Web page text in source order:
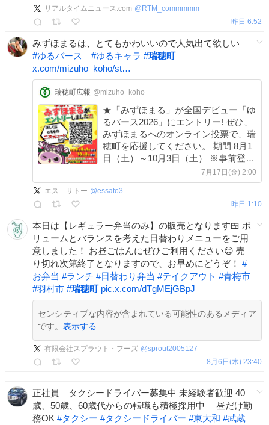
リアルタイムニュース.com @ RTM_commmmm
昨日 6:52
みずほまるは、とてもかわいいので人気出て欲しい
#ゆるバース #ゆるキャラ #瑞穂町
x.com/mizuho_koho/st…
瑞穂町広報 @mizuho_koho
★「みずほまる」が全国デビュー「ゆ
るバース2026」にエントリー! ぜひ、
みずほまるへのオンライン投票で、瑞
穂町を応援してください。 期間 8月1
日（土）～10月3日（土） ※事前登録
tokyomizuho.jp/?p=we-page-ent… 問
合せ 産業経済課 電話 042-557-
7月17日(金) 2:00
エス サトー @essato3
昨日 1:10
本日は【レギュラー弁当のみ】の販売となります🍱 ボ
リュームとバランスを考えた日替わりメニューをご用
意しました！ お昼ごはんにぜひご利用ください😊 売
り切れ次第終了となりますので、お早めにどうぞ！ #
お弁当 #ランチ #日替わり弁当 #テイクアウト #青梅市
#羽村市 #瑞穂町 pic.x.com/dTgMEjGBpJ
センシティブな内容が含まれている可能性のあるメディア
です。 表示する
有限会社スプラウト・フーズ @sprout2005127
8月6日(木) 23:40
正社員 タクシードライバー募集中 未経験者歓迎 40
歳、50歳、60歳代からの転職も積極採用中 昼だけ勤
務OK #タクシー #タクシードライバー #東大和 #武蔵